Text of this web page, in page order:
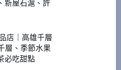
新屋石滬、許
店｜高雄千層
層、季節水果
必吃甜點